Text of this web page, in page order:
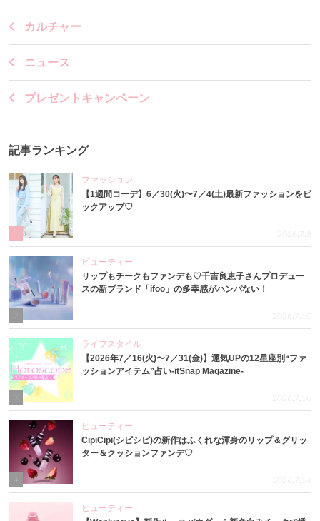
カルチャー
ニュース
プレゼントキャンペーン
記事ランキング
ファッション
【1週間コーデ】6／30(火)〜7／4(土)最新ファッションをピ
ックアップ♡
2026.7.8
ビューティー
リップもチークもファンデも♡千吉良恵子さんプロデュー
スの新ブランド「ifoo」の多幸感がハンパない！
2026.7.10
3
ライフスタイル
【2026年7／16(火)〜7／31(金)】運気UPの12星座別“ファ
ッションアイテム”占い-itSnap Magazine-
2026.7.16
ビューティー
CipiCipi(シピシピ)の新作はふくれな渾身のリップ＆グリッ
ター＆クッションファンデ♡
2026.7.14
ビューティー